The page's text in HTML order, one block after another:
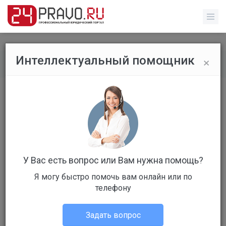
Обычные пользователи / Профиль пользователя ×
Интеллектуальный помощник
У Вас есть вопрос или Вам нужна помощь?
Я могу быстро помочь вам онлайн или по
телефону
Задать вопрос